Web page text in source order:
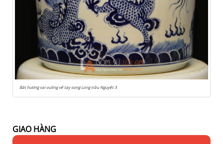
Bát hương vai vuông vẽ tay song Long trầu Nguyệt 3
GIAO HÀNG